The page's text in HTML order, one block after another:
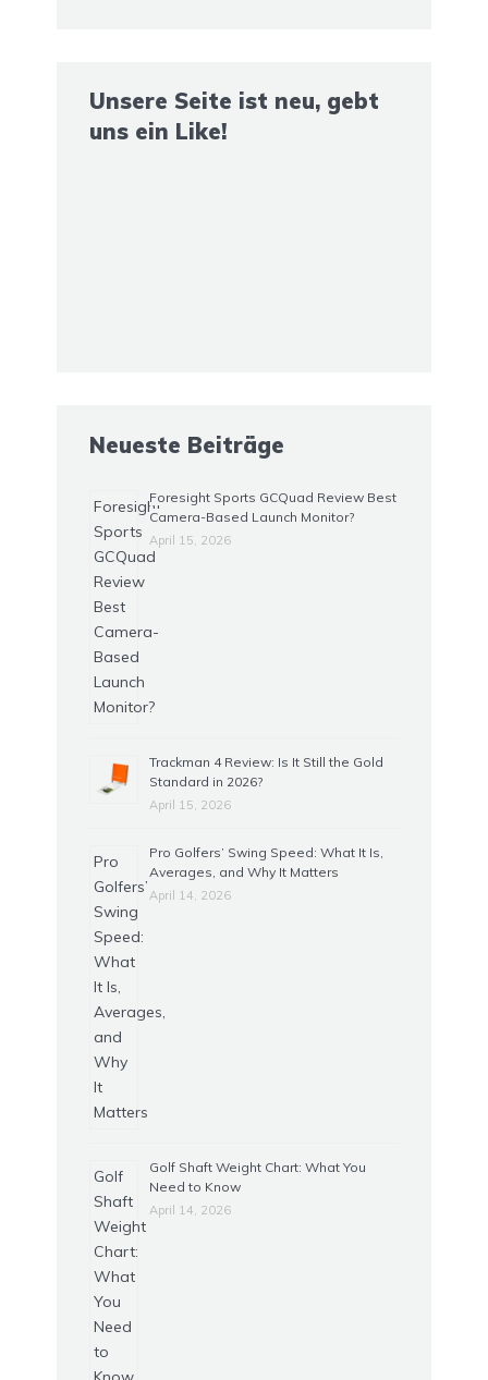
Unsere Seite ist neu, gebt
uns ein Like!
Neueste Beiträge
Foresight Sports GCQuad Review Best
Camera-Based Launch Monitor?
April 15, 2026
Trackman 4 Review: Is It Still the Gold
Standard in 2026?
April 15, 2026
Pro Golfers’ Swing Speed: What It Is,
Averages, and Why It Matters
April 14, 2026
Golf Shaft Weight Chart: What You
Need to Know
April 14, 2026